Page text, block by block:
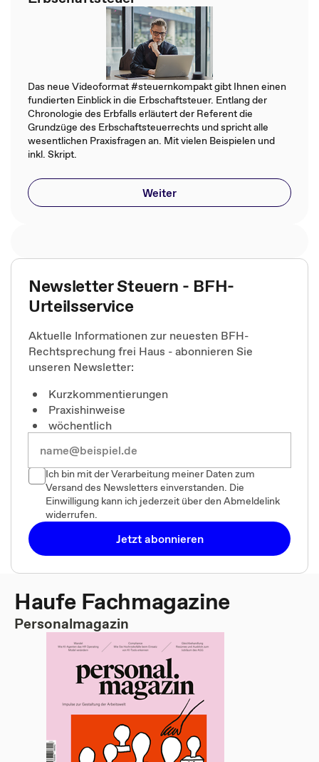
Das neue Videoformat #steuernkompakt gibt Ihnen einen
fundierten Einblick in die Erbschaftsteuer. Entlang der
Chronologie des Erbfalls erläutert der Referent die
Grundzüge des Erbschaftsteuerrechts und spricht alle
wesentlichen Praxisfragen an. Mit vielen Beispielen und
inkl. Skript.
Weiter
Newsletter Steuern - BFH-
Urteilsservice
Aktuelle Informationen zur neuesten BFH-
Rechtsprechung frei Haus - abonnieren Sie
unseren Newsletter:
Kurzkommentierungen
Praxishinweise
wöchentlich
Ich bin mit der Verarbeitung meiner Daten zum
Versand des Newsletters einverstanden. Die
Einwilligung kann ich jederzeit über den Abmeldelink
widerrufen.
Jetzt abonnieren
Haufe Fachmagazine
Personalmagazin